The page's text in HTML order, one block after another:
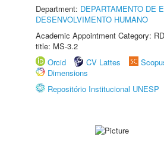
Department: DEPARTAMENTO DE
DESENVOLVIMENTO HUMANO
Academic Appointment Category:
title: MS-3.2
Orcid
CV Lattes
Dimensions
Repositório Institucional UNESP